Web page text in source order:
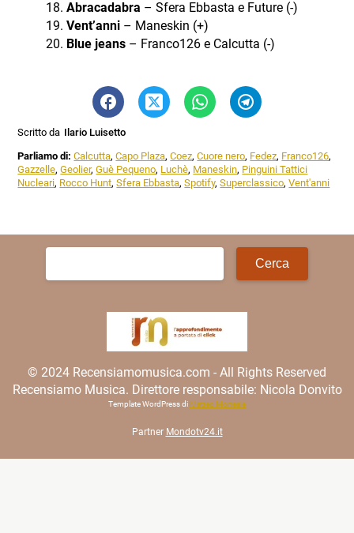
Abracadabra – Sfera Ebbasta e Future (-)
Vent’anni – Maneskin (+)
Blue jeans– Franco126 e Calcutta (-)
Scritto da Ilario Luisetto
Parliamo di:Calcutta,Capo Plaza,Coez,Cuore nero, Fedez, Franco126,
Gazzelle,Geolier,Guè Pequeno, Luchè, Maneskin, Pinguini Tattici
Nucleari, Rocco Hunt,Sfera Ebbasta,Spotify,Superclassico,Vent'anni
Ricerca
© 2024 Recensiamomusica.com - All Rights Reserved
Recensiamo Musica. Direttore responsabile: Nicola Donvito
Template WordPress di Matteo Morreale
Partner Mondotv24.it